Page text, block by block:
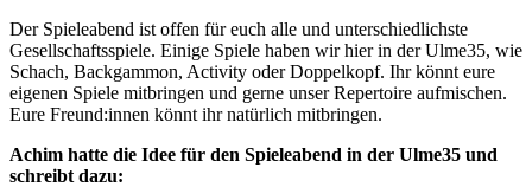
Der Spieleabend ist offen für euch alle und unterschiedlichste
Gesellschaftsspiele. Einige Spiele haben wir hier in der Ulme35, wie
Schach, Backgammon, Activity oder Doppelkopf. Ihr könnt eure
eigenen Spiele mitbringen und gerne unser Repertoire aufmischen.
Eure Freund:innen könnt ihr natürlich mitbringen.
Achim hatte die Idee für den Spieleabend in der Ulme35 und
schreibt dazu: